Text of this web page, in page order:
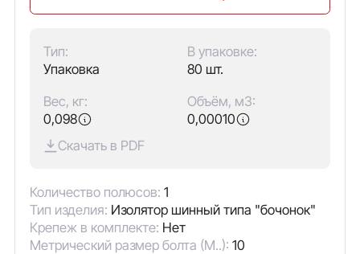
Тип:
Упаковка
В упаковке:
80 шт.
Вес, кг:
0,098
Объём, м3:
0,00010
Скачать в PDF
Количество полюсов: 1
Тип изделия: Изолятор шинный типа "бочонок"
Крепеж в комплекте: Нет
Метрический размер болта (М..): 10